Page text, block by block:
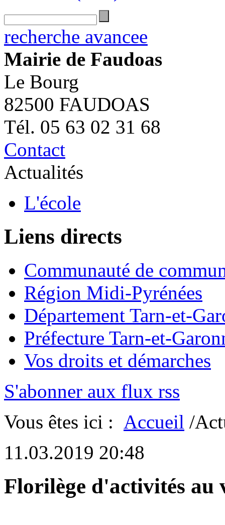
recherche avancee
Mairie de Faudoas
Le Bourg
82500 FAUDOAS
Tél. 05 63 02 31 68
Contact
Actualités
L'école
Liens directs
Communauté de
Région Midi-Pyrénées
Département Tarn-et-
Préfecture Tarn-et-
Vos droits et démarches
S'abonner aux flux rss
Vous êtes ici : Accueil /
11.03.2019 20:48
Florilège d'activités au